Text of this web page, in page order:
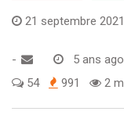
21 septembre 2021
-
5 ans ago
54
991 2